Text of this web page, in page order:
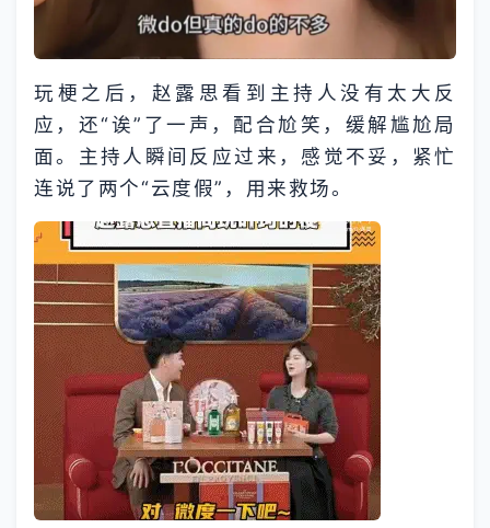
玩梗之后，赵露思看到主持人没有太大反
应，还“诶”了一声，配合尬笑，缓解尴尬局
面。主持人瞬间反应过来，感觉不妥，紧忙
连说了两个“云度假”，用来救场。